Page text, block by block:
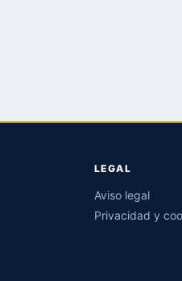
LEGAL
Aviso legal
Privacidad y